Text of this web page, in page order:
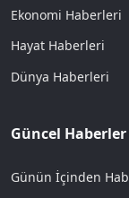
Ekonomi Haberleri
Hayat Haberleri
Dünya Haberleri
Güncel Haberler
Günün İçinden